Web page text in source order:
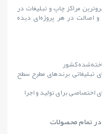
مراکز چاپ و تبلیغات در
اصالت در هر پروژه‌ای دیده
کشور
برندهای مطرح سطح
اختصاصی برای تولید و اجرا
تمام محصولات